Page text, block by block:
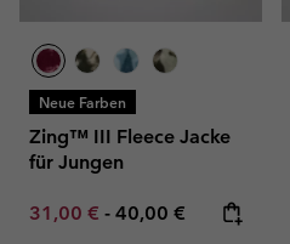
Neue Farben
Zing™ III Fleece Jacke
für Jungen
Minimum sale price:
31,00 € - Maximum price:
40,00 €